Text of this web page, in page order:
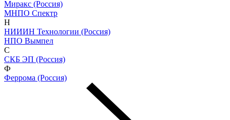
Миракс (Россия)
МНПО Спектр
Н
НИИИН Технологии (Россия)
НПО Вымпел
С
СКБ ЭП (Россия)
Ф
Феррома (Россия)